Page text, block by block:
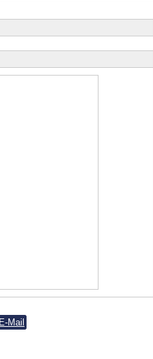
E-Mail